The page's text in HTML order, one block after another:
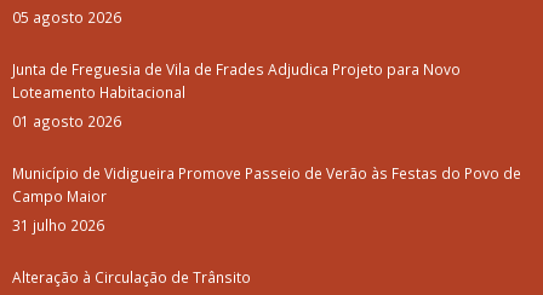
05 agosto 2026
Junta de Freguesia de Vila de Frades Adjudica Projeto para Novo
Loteamento Habitacional
01 agosto 2026
Município de Vidigueira Promove Passeio de Verão às Festas do Povo de
Campo Maior
31 julho 2026
Alteração à Circulação de Trânsito